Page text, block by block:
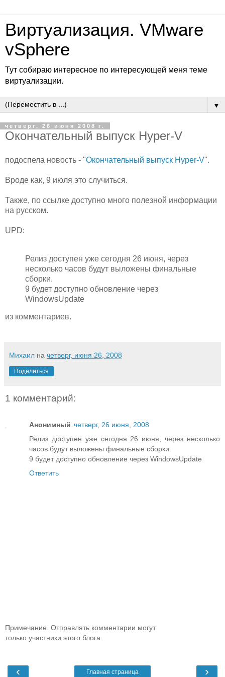
Виртуализация. VMware
vSphere
Тут собираю интересное по интересующей меня теме
виртуализации.
▼
четверг, 26 июня 2008 г.
Окончательный выпуск Hyper-V
подоспела новость - "Окончательный выпуск Hyper-V".
Вроде как, 9 июля это случиться.
Также, по ссылке доступно много полезной информации
на русском.
UPD:
Релиз доступен уже сегодня 26 июня, через
несколько часов будут выложены финальные
сборки.
9 будет доступно обновление через
WindowsUpdate
из комментариев.
Михаил на четверг, июня 26, 2008
Поделиться
1 комментарий:
Анонимный четверг, 26 июня, 2008
Релиз доступен уже сегодня 26 июня, через несколько
часов будут выложены финальные сборки.
9 будет доступно обновление через WindowsUpdate
Ответить
Примечание. Отправлять комментарии могут
только участники этого блога.
‹ ›
Главная страница